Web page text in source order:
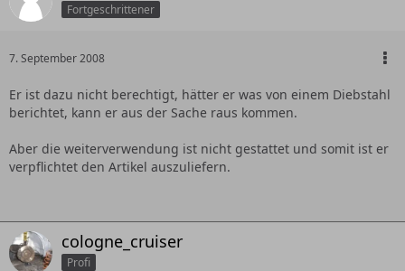
Fortgeschrittener
7. September 2008
Er ist dazu nicht berechtigt, hätter er was von einem Diebstahl
berichtet, kann er aus der Sache raus kommen.
Aber die weiterverwendung ist nicht gestattet und somit ist er
verpflichtet den Artikel auszuliefern.
cologne_cruiser
Profi